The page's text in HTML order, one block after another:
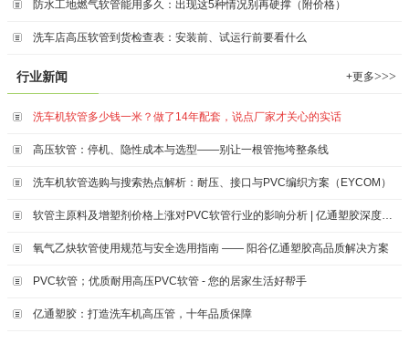
防水工地燃气软管能用多久：出现这5种情况别再硬撑（附价格）
洗车店高压软管到货检查表：安装前、试运行前要看什么
行业新闻 +更多>>>
洗车机软管多少钱一米？做了14年配套，说点厂家才关心的实话
高压软管：停机、隐性成本与选型——别让一根管拖垮整条线
洗车机软管选购与搜索热点解析：耐压、接口与PVC编织方案（EYCOM）
软管主原料及增塑剂价格上涨对PVC软管行业的影响分析 | 亿通塑胶深度解读
氧气乙炔软管使用规范与安全选用指南 —— 阳谷亿通塑胶高品质解决方案
PVC软管；优质耐用高压PVC软管 - 您的居家生活好帮手
亿通塑胶：打造洗车机高压管，十年品质保障